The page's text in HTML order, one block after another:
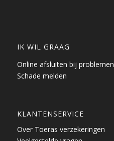
IK WIL GRAAG
Online afsluiten bij problemen
Schade melden
KLANTENSERVICE
Over Toeras verzekeringen